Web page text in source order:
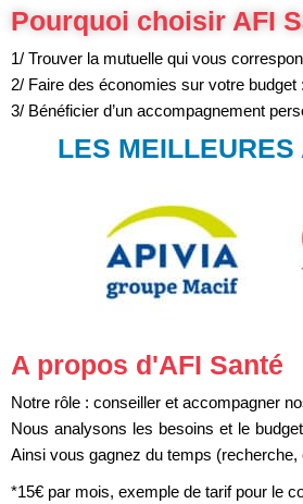
Pourquoi choisir AFI
1/ Trouver la mutuelle qui vous
2/ Faire des économies sur votre
3/ Bénéficier d’un accompagnement
LES
A propos d'AFI Santé
Notre rôle : conseiller et accompagner
Nous analysons les besoins et le
Ainsi vous gagnez du temps
*15€ par mois, exemple de tarif pour le